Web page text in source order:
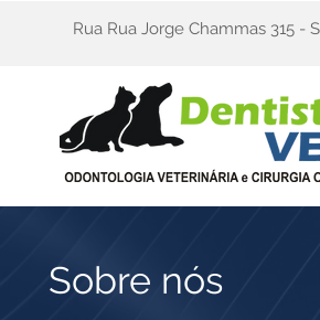
Rua Rua Jorge Chammas 315 -
Sobre nós